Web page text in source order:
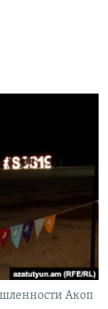
Акоп